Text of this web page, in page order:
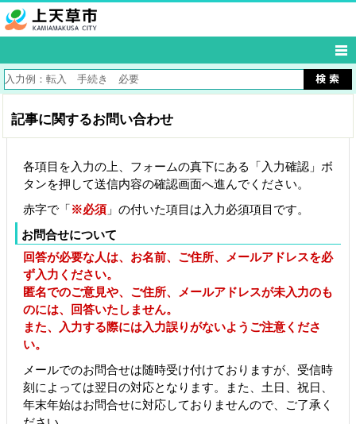
記事に関するお問い合わせ
各項目を入力の上、フォームの真下にある「入力確認」ボ
タンを押して送信内容の確認画面へ進んでください。
赤字で「※必須 」の付いた項目は入力必須項目です。
お問合せについて
回答が必要な人は、お名前、ご住所、メールアドレスを必
ず入力ください。
匿名でのご意見や、ご住所、メールアドレスが未入力のも
のには、回答いたしません。
また、入力する際には入力誤りがないようご注意くださ
い。
メールでのお問合せは随時受け付けておりますが、受信時
刻によっては翌日の対応となります。また、土日、祝日、
年末年始はお問合せに対応しておりませんので、ご了承く